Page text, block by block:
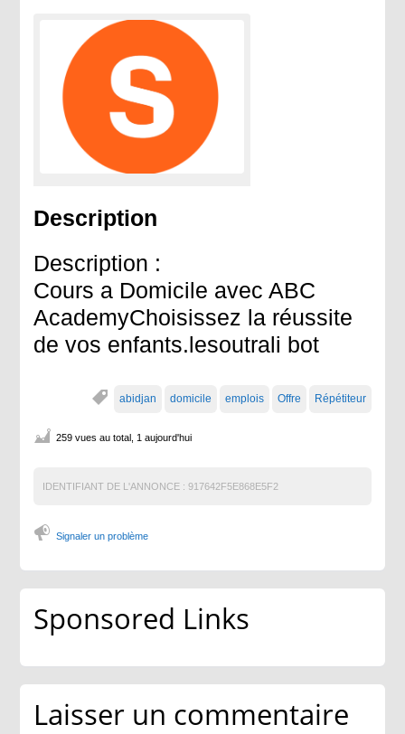
Description
Description :
Cours a Domicile avec ABC
AcademyChoisissez la réussite
de vos enfants.lesoutrali bot
abidjan domicile emplois Offre Répétiteur
259 vues au total, 1 aujourd'hui
IDENTIFIANT DE L'ANNONCE : 917642F5E868E5F2
Signaler un problème
Sponsored Links
Laisser un commentaire